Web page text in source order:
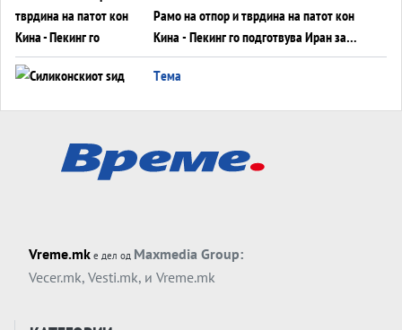
Рамо на отпор и тврдина на патот кон
Кина - Пекинг го подготвува Иран за
американска копнена инвазија
Tема
Tема
Трамп тврди дека повторно „разговара“
ДЛАБОКО УДОЛУ: Сметководствените
трикови што го соборија ЕНРОН ги
Vreme.mk е дел од Maxmedia Group:
Vecer.mk, Vesti.mk, и Vreme.mk